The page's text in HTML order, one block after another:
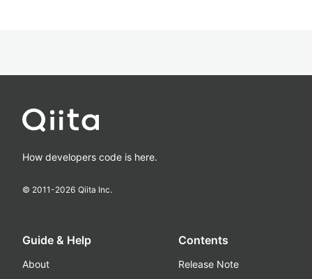
How developers code is here.
© 2011-2026 Qiita Inc.
Guide & Help
About
Contents
Release Note